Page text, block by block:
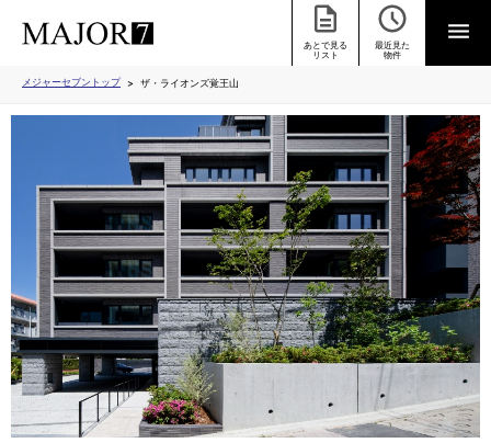
あとで見る
リスト
最近見た
物件
メジャーセブントップ ザ・ライオンズ覚王山